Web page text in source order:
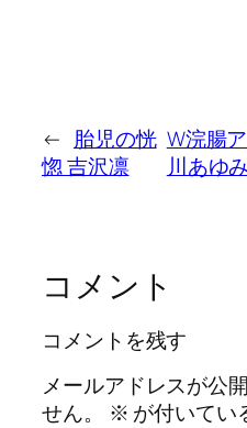
← 胎児の恍
惚 吉沢凛
W浣腸
川あゆ
コメント
コメントを残す
メールアドレスが公
せん。
※ が付いてい